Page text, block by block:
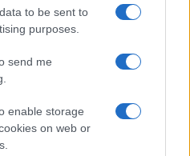
to be sent to
purposes.
send me
enable storage
on web or